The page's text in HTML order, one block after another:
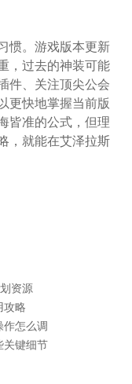
惯。游戏版本更新
，过去的神装可能
件、关注顶尖公会
更快地掌握当前版
皆准的公式，但理
，就能在艾泽拉斯
资源
攻略
作怎么调
关键细节